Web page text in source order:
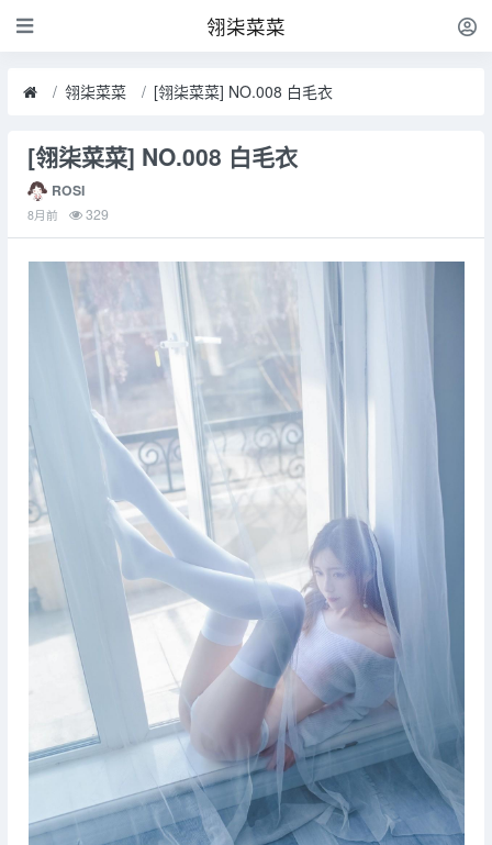
翎柒菜菜
翎柒菜菜 [翎柒菜菜] NO.008 白毛衣
[翎柒菜菜] NO.008 白毛衣
ROSI
8月前 329